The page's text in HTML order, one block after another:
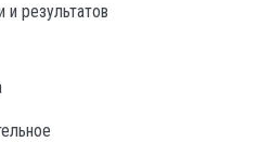
и результатов